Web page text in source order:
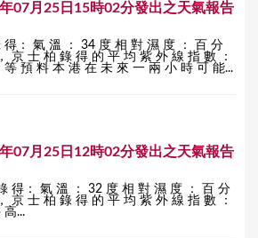
07月25日15時02分發出之天氣報告
得： 氣 溫 ： 34 度 相 對 濕 度 ： 百 分
京 士 柏 錄 得 的 平 均 紫 外 線 指 數 ：
預 料 本 港 在 未 來 一 兩 小 時 可 能...
07月25日12時02分發出之天氣報告
得： 氣 溫 ： 32 度 相 對 濕 度 ： 百 分
京 士 柏 錄 得 的 平 均 紫 外 線 指 數 ：
高...